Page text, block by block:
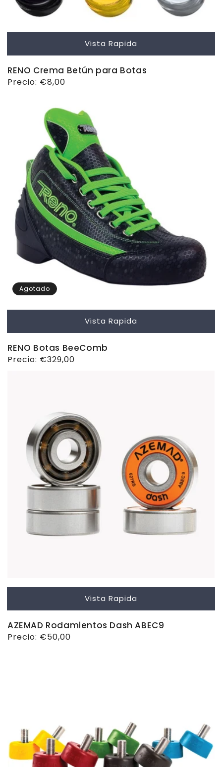
Vista Rapida
RENO Crema Betún para Botas
Precio
Precio: €8,00
Agotado
Vista Rapida
RENO Botas BeeComb
Precio
Precio: €329,00
Vista Rapida
AZEMAD Rodamientos Dash ABEC9
Precio
Precio: €50,00